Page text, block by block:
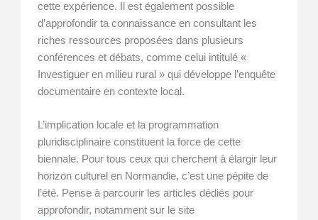
cette expérience. Il est également possible
d’approfondir ta connaissance en consultant les
riches ressources proposées dans plusieurs
conférences et débats, comme celui intitulé «
Investiguer en milieu rural » qui développe l’enquête
documentaire en contexte local.
L’implication locale et la programmation
pluridisciplinaire constituent la force de cette
biennale. Pour tous ceux qui cherchent à élargir leur
horizon culturel en Normandie, c’est une pépite de
l’été. Pense à parcourir les articles dédiés pour
approfondir, notamment sur le site